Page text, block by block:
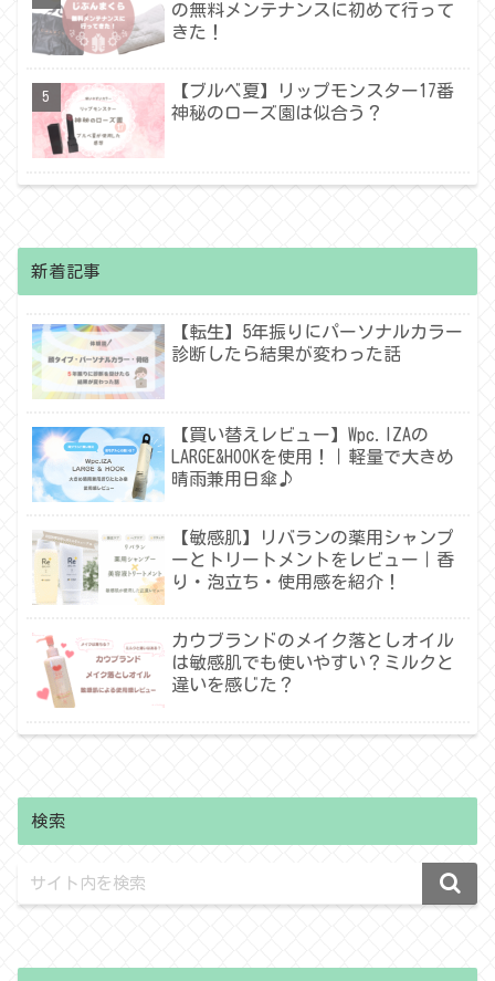
の無料メンテナンスに初めて行って
きた！
【ブルベ夏】リップモンスター17番
神秘のローズ園は似合う？
新着記事
【転生】5年振りにパーソナルカラー
診断したら結果が変わった話
【買い替えレビュー】Wpc.IZAの
LARGE&HOOKを使用！｜軽量で大きめ
晴雨兼用日傘♪
【敏感肌】リバランの薬用シャンプ
ーとトリートメントをレビュー｜香
り・泡立ち・使用感を紹介！
カウブランドのメイク落としオイル
は敏感肌でも使いやすい？ミルクと
違いを感じた？
検索